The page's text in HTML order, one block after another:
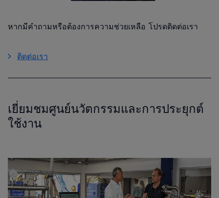
หากมีคำถามหรือต้องการความช่วยเหลือ โปรดติดต่อเรา
ติดต่อเรา
เยี่ยมชมศูนย์นวัตกรรมและการประยุกต์
ใช้งาน